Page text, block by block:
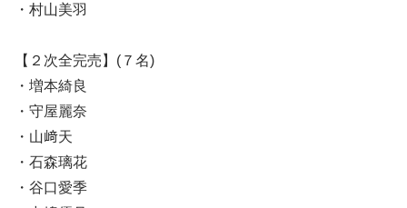
・村山美羽
【２次全完売】(７名)
・増本綺良
・守屋麗奈
・山﨑天
・石森璃花
・谷口愛季